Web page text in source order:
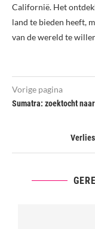
Californië. Het
land te bieden heeft,
van de wereld te
Vorige pagina
Sumatra: zoektocht